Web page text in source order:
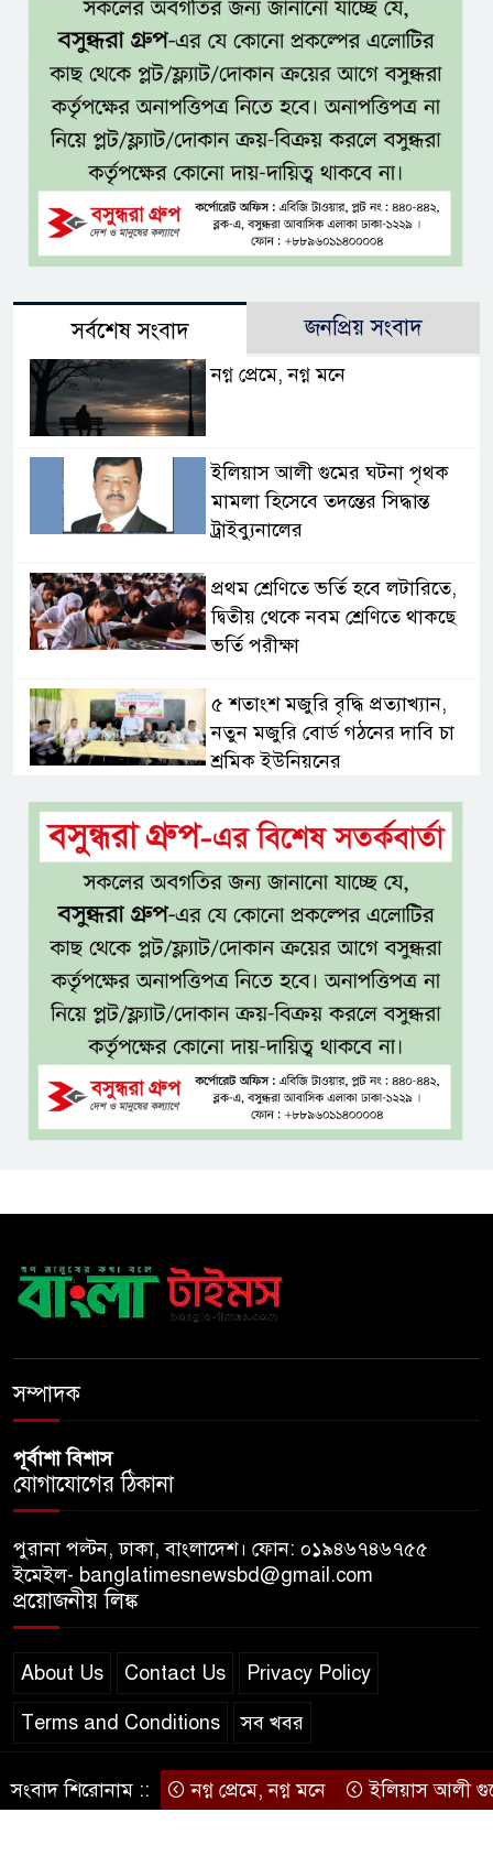
সর্বশেষ সংবাদ জনপ্রিয় সংবাদ
নগ্ন প্রেমে, নগ্ন মনে
ইলিয়াস আলী গুমের ঘটনা পৃথক
মামলা হিসেবে তদন্তের সিদ্ধান্ত
ট্রাইব্যুনালের
প্রথম শ্রেণিতে ভর্তি হবে লটারিতে,
দ্বিতীয় থেকে নবম শ্রেণিতে থাকছে
ভর্তি পরীক্ষা
৫ শতাংশ মজুরি বৃদ্ধি প্রত্যাখ্যান,
নতুন মজুরি বোর্ড গঠনের দাবি চা
শ্রমিক ইউনিয়নের
টাঙ্গাইল জেলা পরিষদের উদ্যোগে
২৩ লাখ টাকার আর্থিক অনুদানের
চেক বিতরণ
ধলেশ্বরী থেকে অবৈধ বালু উত্তোলন,
হুমকিতে শামসুল হক সেতু
বঙ্গভবনের নতুন বাসিন্দা কি মির্জা
ফখরুল? বিএনপিতে জোর
আলোচনা, সিদ্ধান্ত নেবেন তারেক
রহমান
বাংলাদেশে এলো থাইল্যান্ডের শীর্ষ
কফি ব্র্যান্ড ‘ক্যাফে আমাজন
সম্পাদক
পূর্বাশা বিশাস
যোগাযোগের ঠিকানা
পুরানা পল্টন, ঢাকা, বাংলাদেশ। ফোন: ০১৯৪৬৭৪৬৭৫৫
ইমেইল- banglatimesnewsbd@gmail.com
প্রয়োজনীয় লিঙ্ক
About Us Contact Us Privacy Policy
Terms and Conditions সব খবর
© স্বত্ব বাংলা-টাইমস ২০২০-২০২৪
সংবাদ শিরোনাম :: নগ্ন প্রেমে, নগ্ন মনে ইলিয়াস আলী গুমের